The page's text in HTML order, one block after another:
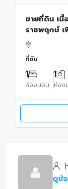
ขายที่ดิน เนื้
ราชพฤกษ์
-
ที่ดิน
1
ห้องนอน
1
ห้อง
ดูข้